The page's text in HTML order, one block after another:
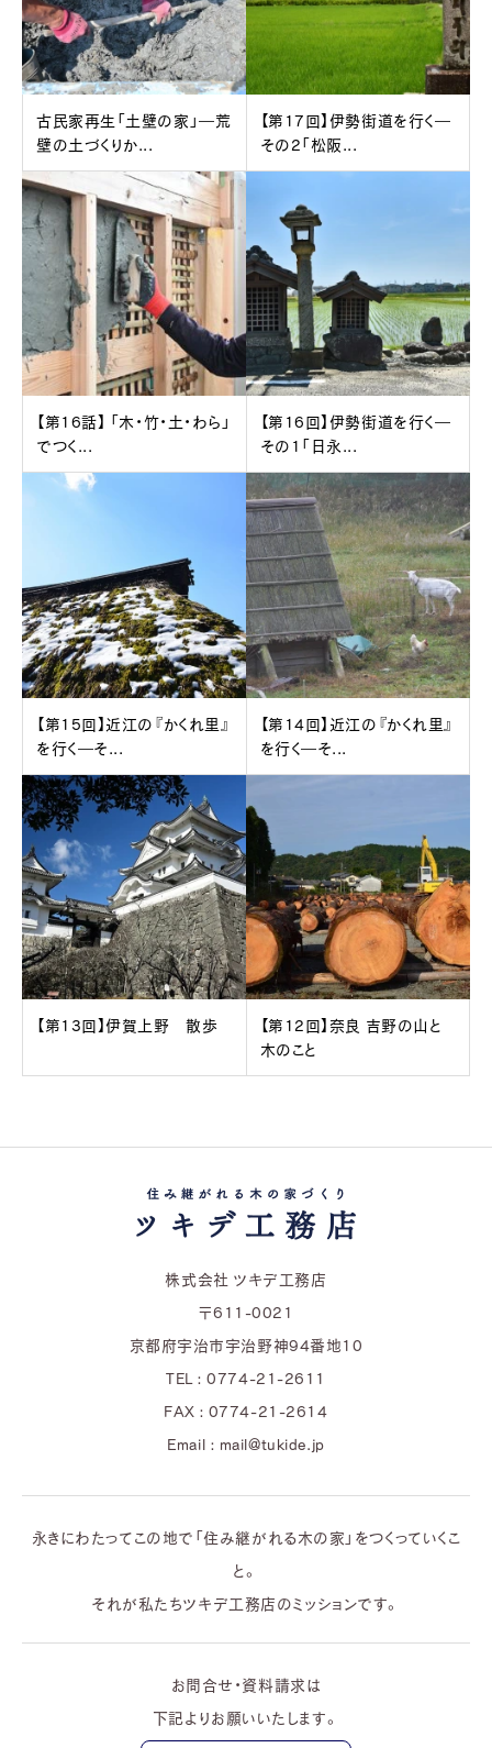
古民家再生「土壁の家」―荒
壁の土づくりか...
【第17回】伊勢街道を行く―
その2「松阪...
【第16話】 「木・竹・土・わら」
でつく...
【第16回】伊勢街道を行く―
その1「日永...
【第15回】近江の『かくれ里』
を行く―そ...
【第14回】近江の『かくれ里』
を行く―そ...
【第13回】伊賀上野 散歩
【第12回】奈良 吉野の山と
木のこと
株式会社 ツキデ工務店
〒611-0021
京都府宇治市宇治野神94番地10
TEL : 0774-21-2611
FAX : 0774-21-2614
Email : mail@tukide.jp
永きにわたってこの地で「住み継がれる木の家」をつくっていくこ
と。
それが私たちツキデ工務店のミッションです。
お問合せ・資料請求は
下記よりお願いいたします。